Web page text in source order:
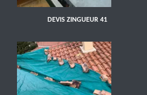
DEVIS ZINGUEUR 41